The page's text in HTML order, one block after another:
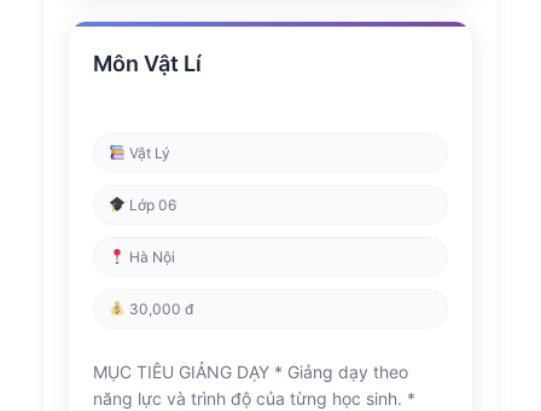
Môn Vật Lí
Vật Lý
Lớp 06
Hà Nội
30,000 đ
MỤC TIÊU GIẢNG DẠY * Giảng dạy theo
năng lực và trình độ của từng học sinh. *